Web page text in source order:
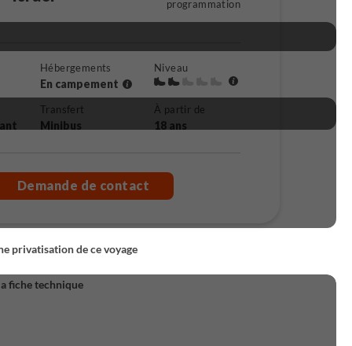
programmation
Hébergements
En campement
Niveau
Transfert
Minibus
À partir de
18 ans
Demande de contact
privatisation de ce voyage
fiche technique